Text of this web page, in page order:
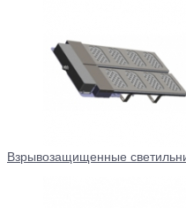
Взрывозащищенные